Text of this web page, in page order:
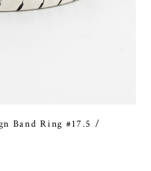
Band Ring #17.5 /